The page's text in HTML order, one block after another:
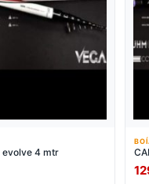
evolve 4 mtr